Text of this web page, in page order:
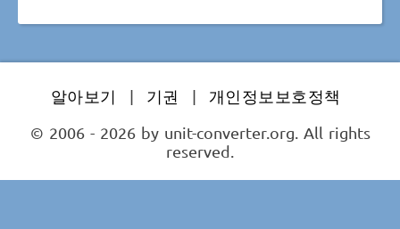
알아보기 | 기권 |
개인정보보호정책
© 2006 - 2026 by unit-converter.org. All rights
reserved.